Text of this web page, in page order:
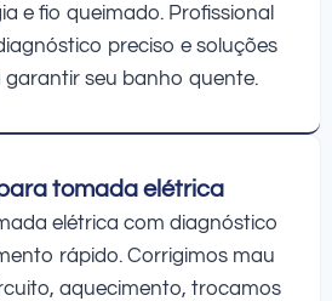
e fio queimado. Profissional
preciso e soluções
garantir seu banho quente.
tomada elétrica
elétrica com diagnóstico
rápido. Corrigimos mau
aquecimento, trocamos